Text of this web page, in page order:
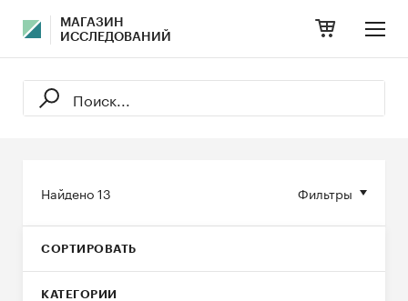
МАГАЗИН
ИССЛЕДОВАНИЙ
Фильтры
Найдено13
СОРТИРОВАТЬ
КАТЕГОРИИ